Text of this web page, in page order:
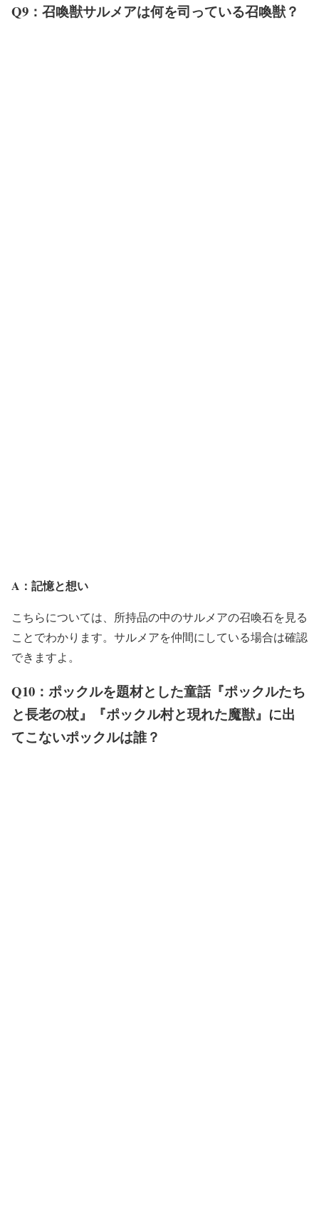
Q9：召喚獣サルメアは何を司っている召喚獣？
A：記憶と想い
こちらについては、所持品の中のサルメアの召喚石を見る
ことでわかります。サルメアを仲間にしている場合は確認
できますよ。
Q10：ポックルを題材とした童話『ポックルたち
と長老の杖』『ポックル村と現れた魔獣』に出
てこないポックルは誰？